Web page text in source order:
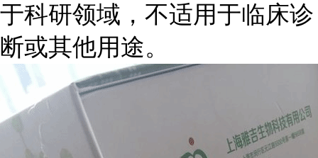
于科研领域，不适用于临床诊
断或其他用途。